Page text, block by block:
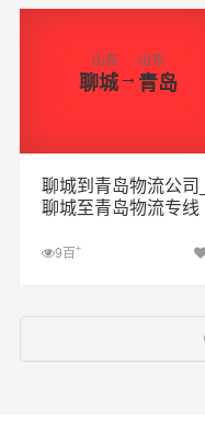
查看详细
山东
聊城→
山东
青岛
聊城到青岛物流公司_
聊城至青岛物流专线
9百 +